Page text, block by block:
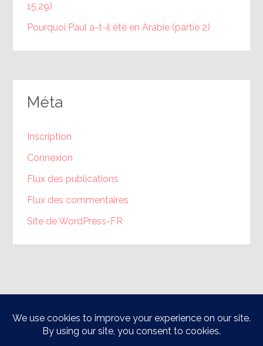
15,29)
Pourquoi Paul a-t-il été en Arabie (partie 2)
Méta
Inscription
Connexion
Flux des publications
Flux des commentaires
Site de WordPress-FR